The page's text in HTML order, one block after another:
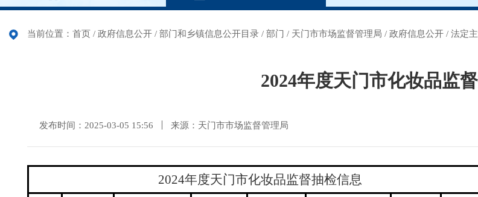
当前位置： 首页 / 政府信息公开 / 部门和乡镇信息公开目录 / 部门 / 天门市市场监督管理局 / 政府信息公开 / 法定
2024年度天门市化妆品监
发布时间：2025-03-05 15:56 来源：天门市市场监督管理局
2024年度天门市化妆品监督抽检信息